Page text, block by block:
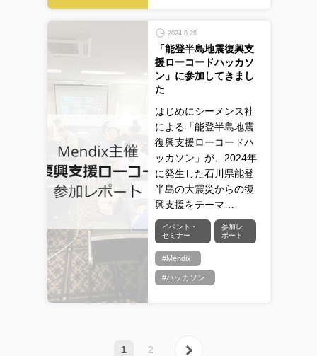
2024.8.28
「能登半島地震復興支
援ローコードハッカソ
ン」に参加してきまし
た
はじめにシーメンス社
による「能登半島地震
復興支援ローコードハ
ッカソン」が、2024年
に発生した石川県能登
半島の大震災からの復
興支援をテーマ…
イベント・
セミナー
参加レ
ポート
#Mendix
#ハッカソン
1 2